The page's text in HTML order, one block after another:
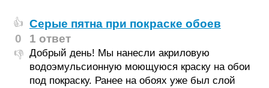
👍
0
👎
Серые пятна при покраске обоев
1 ответ
Добрый день! Мы нанесли акриловую
водоэмульсионную моющуюся краску на обои
под покраску. Ранее на обоях уже был слой